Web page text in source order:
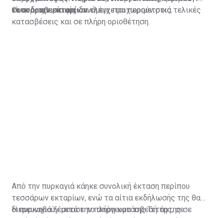
τεσσάρων εκταρίων.
είναι διαχειρίσιμη και ελέγχεται περιμετρικά.
Οι πυροσβεστικές δυνάμεις προχωρούν στις τελικές
κατασβέσεις και σε πλήρη οριοθέτηση.
Από την πυρκαγιά κάηκε συνολική έκταση περίπου
τεσσάρων εκταρίων, ενώ τα αίτια εκδήλωσής της θα
διερευνηθούν μετά την πλήρη κατάσβεσή της, σε
Η πυρκαγιά ξέσπασε το απόγευμα της Τετάρτης σε